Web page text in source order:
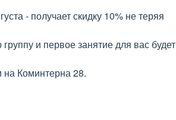
- получает скидку 10% не теряя
и первое занятие для вас будет
Коминтерна 28.